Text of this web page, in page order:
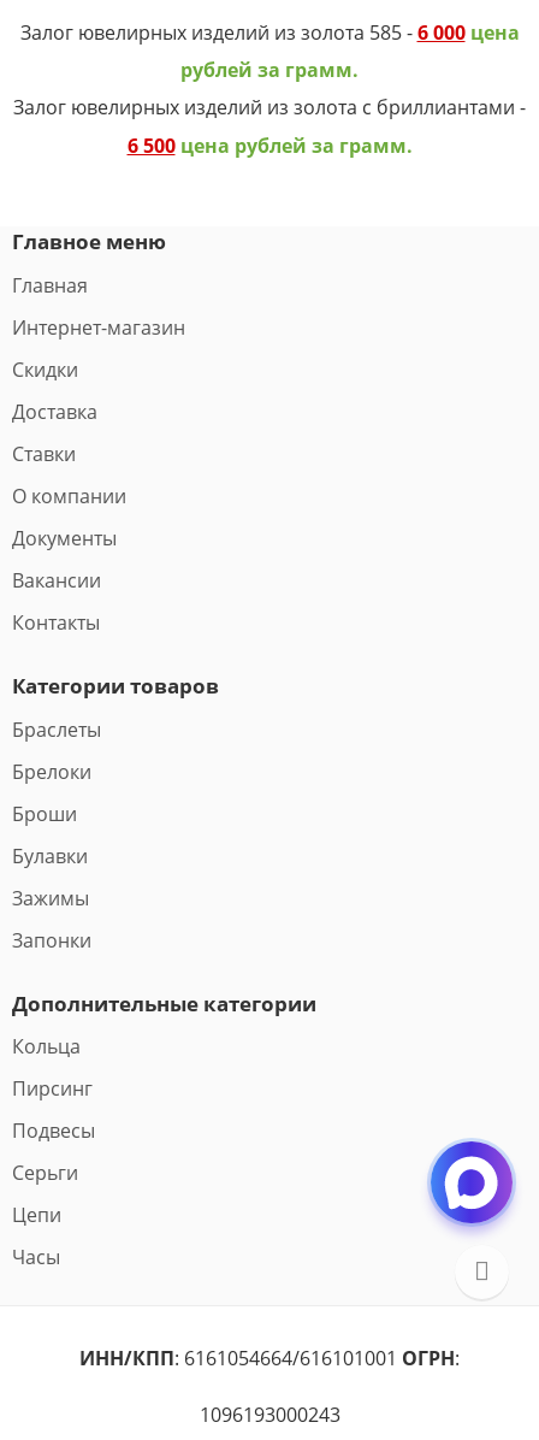
Залог ювелирных изделий из золота 585 -6 000цена
рублей за грамм.
Залог ювелирных изделий из золота с бриллиантами -
6 500цена рублей за грамм.
Главное меню
Главная
Интернет-магазин
Скидки
Доставка
Ставки
О компании
Документы
Вакансии
Контакты
Категории товаров
Браслеты
Брелоки
Броши
Булавки
Зажимы
Запонки
Дополнительные категории
Кольца
Пирсинг
Подвесы
Серьги
Цепи
Часы
ИНН/КПП: 6161054664/616101001 ОГРН:
1096193000243